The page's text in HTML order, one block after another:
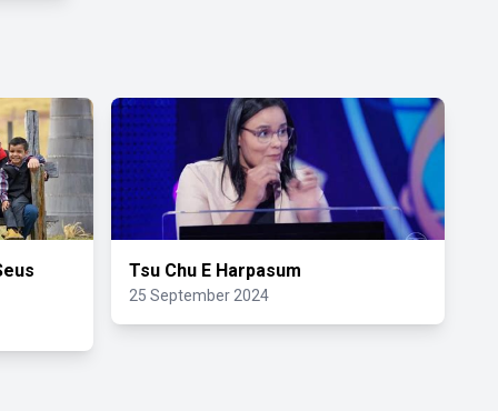
Tsu Chu E Harpasum
25 September 2024